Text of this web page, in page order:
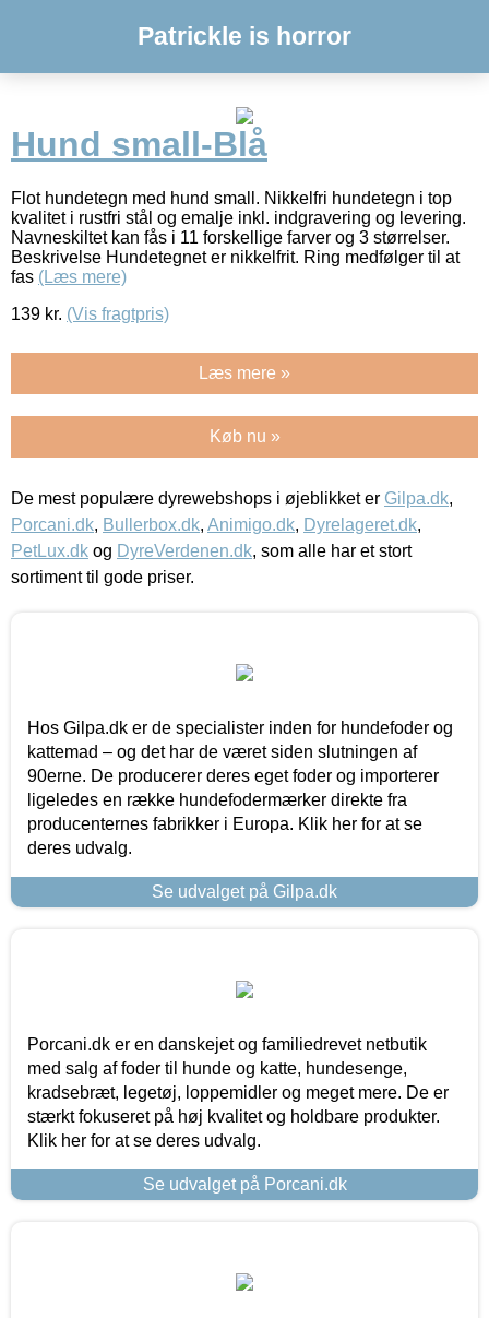
Patrickle is horror
Hund small-Blå
Flot hundetegn med hund small. Nikkelfri hundetegn i top
kvalitet i rustfri stål og emalje inkl. indgravering og levering.
Navneskiltet kan fås i 11 forskellige farver og 3 størrelser.
Beskrivelse Hundetegnet er nikkelfrit. Ring medfølger til at
fas (Læs mere)
139 kr. (Vis fragtpris)
Læs mere »
Køb nu »
De mest populære dyrewebshops i øjeblikket er Gilpa.dk,
Porcani.dk, Bullerbox.dk, Animigo.dk, Dyrelageret.dk,
PetLux.dk og DyreVerdenen.dk, som alle har et stort
sortiment til gode priser.
Hos Gilpa.dk er de specialister inden for hundefoder og
kattemad – og det har de været siden slutningen af
90erne. De producerer deres eget foder og importerer
ligeledes en række hundefodermærker direkte fra
producenternes fabrikker i Europa. Klik her for at se
deres udvalg.
Se udvalget på Gilpa.dk
Porcani.dk er en danskejet og familiedrevet netbutik
med salg af foder til hunde og katte, hundesenge,
kradsebræt, legetøj, loppemidler og meget mere. De er
stærkt fokuseret på høj kvalitet og holdbare produkter.
Klik her for at se deres udvalg.
Se udvalget på Porcani.dk